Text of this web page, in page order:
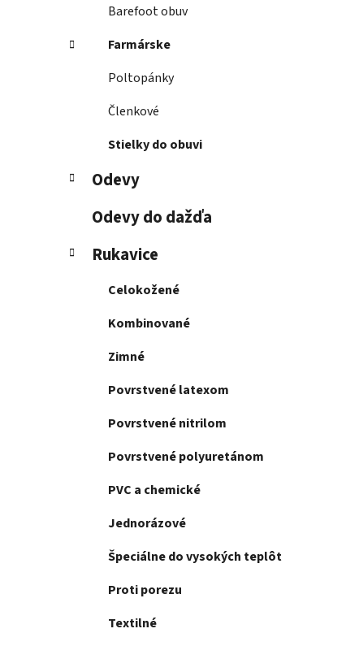
Barefoot obuv
Farmárske
Poltopánky
Členkové
Stielky do obuvi
Odevy
Odevy do dažďa
Rukavice
Celokožené
Kombinované
Zimné
Povrstvené latexom
Povrstvené nitrilom
Povrstvené polyuretánom
PVC a chemické
Jednorázové
Špeciálne do vysokých teplôt
Proti porezu
Textilné